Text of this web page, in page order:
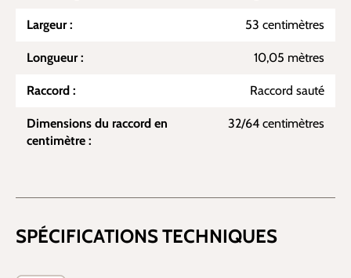
Largeur : 53 centimètres
Longueur : 10,05 mètres
Raccord : Raccord sauté
Dimensions du raccord en
centimètre :
32/64 centimètres
SPÉCIFICATIONS TECHNIQUES